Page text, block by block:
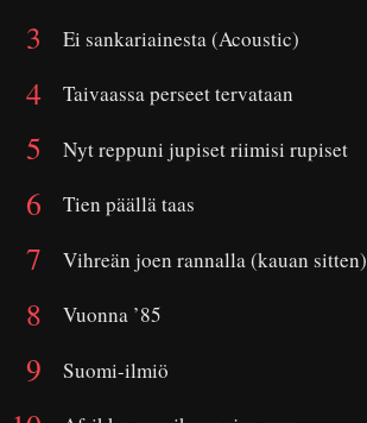
Ei sankariainesta (Acoustic)
Taivaassa perseet tervataan
Nyt reppuni jupiset riimisi rupiset
Tien päällä taas
Vihreän joen rannalla (kauan sitten)
Vuonna ’85
Suomi-ilmiö